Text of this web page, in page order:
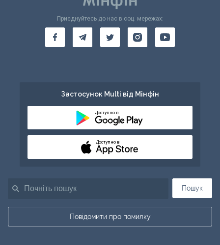
Пошук
Повідомити про помилку
Приєднуйтесь до нас в соц. мережах:
Застосунок Multi від Мінфін
Доступно в
Доступно в